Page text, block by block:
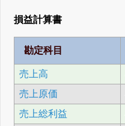
損益計算書
勘定科目
売上高
売上原価
売上総利益